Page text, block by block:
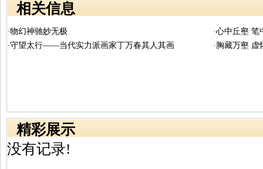
相关信息
·物幻神驰妙无极
·心中丘壑
·守望太行——当代实力派画家丁万春其人其画
·胸藏万壑
精彩展示
没有记录!